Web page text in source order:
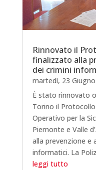
Rinnovato il
finalizzato alla
dei crimini
martedì, 23
È stato rinnovato
Torino il
Operativo per la
Piemonte e Valle
alla prevenzione e
informatici. La
leggi tutto